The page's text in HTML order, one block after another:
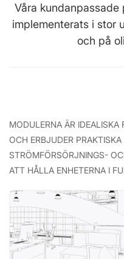
Våra
implementerats i stor
och på
MODULERNA ÄR
OCH ERBJUDER
STRÖMFÖRSÖRJNINGS-
ATT HÅLLA ENHETERNA I